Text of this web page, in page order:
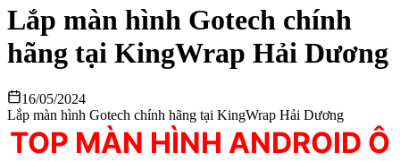
Lắp màn hình Gotech chính
hãng tại KingWrap Hải Dương
16/05/2024
Lắp màn hình Gotech chính hãng tại KingWrap Hải Dương
TOP MÀN HÌNH ANDROID Ô